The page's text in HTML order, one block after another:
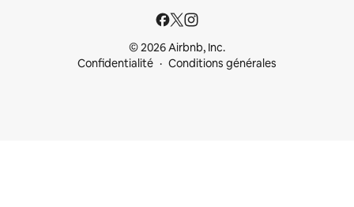
© 2026 Airbnb, Inc.
Confidentialité
Conditions générales